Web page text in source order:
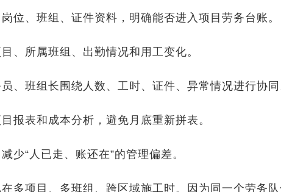
位、班组、证件资料，明确能否进入项目劳务台账。
、所属班组、出勤情况和用工变化。
、班组长围绕人数、工时、证件、异常情况进行协同
报表和成本分析，避免月底重新拼表。
少“人已走、账还在”的管理偏差。
多项目、多班组、跨区域施工时。因为同一个劳务